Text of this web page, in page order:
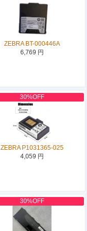
ZEBRA BT-000446A
6,769 円
30%OFF
ZEBRA P1031365-025
4,059 円
30%OFF